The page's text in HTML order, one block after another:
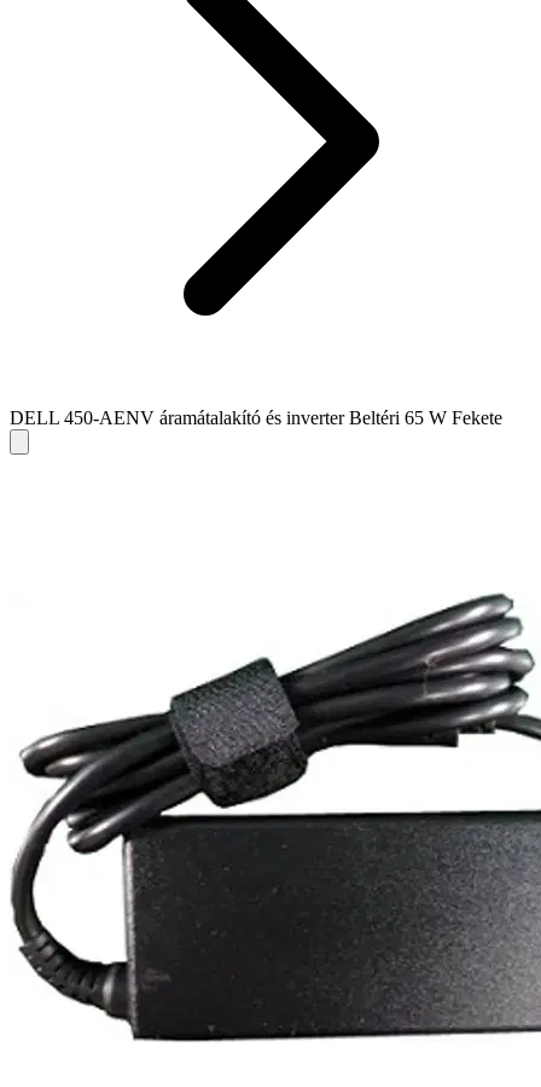
DELL 450-AENV áramátalakító és inverter Beltéri 65 W Fekete